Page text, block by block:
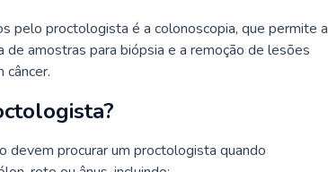
pelo proctologista é a colonoscopia, que permite a
amostras para biópsia e a remoção de lesões
câncer.
devem procurar um proctologista quando